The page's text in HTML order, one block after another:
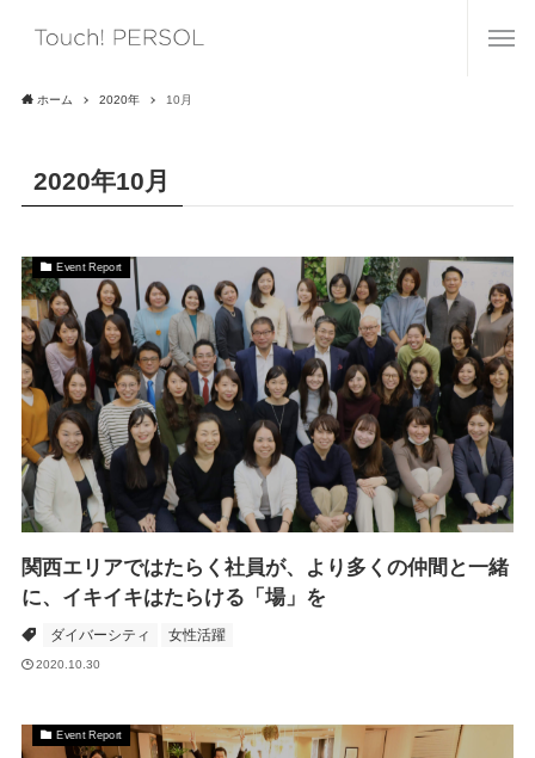
ホーム 2020年 10月
2020年10月
Event Report
関西エリアではたらく社員が、より多くの仲間と一緒
に、イキイキはたらける「場」を
ダイバーシティ 女性活躍
2020.10.30
Event Report